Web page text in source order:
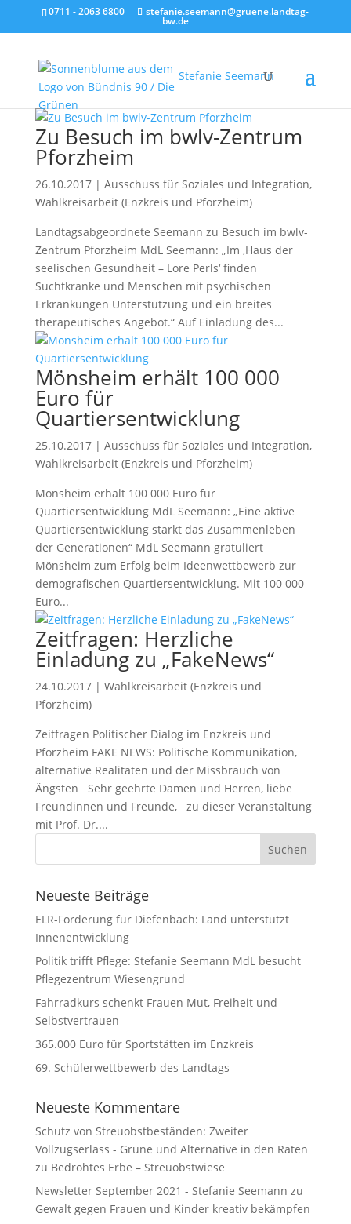
0711 - 2063 6800 stefanie.seemann@gruene.landtag-
bw.de
Stefanie Seemann
Zu Besuch im bwlv-Zentrum
Pforzheim
26.10.2017| Ausschuss für Soziales und Integration,
Wahlkreisarbeit (Enzkreis und Pforzheim)
Landtagsabgeordnete Seemann zu Besuch im bwlv-
Zentrum Pforzheim MdL Seemann: „Im ‚Haus der
seelischen Gesundheit – Lore Perls‘ finden
Suchtkranke und Menschen mit psychischen
Erkrankungen Unterstützung und ein breites
therapeutisches Angebot.“ Auf Einladung des...
Mönsheim erhält 100 000
Euro für
Quartiersentwicklung
25.10.2017| Ausschuss für Soziales und Integration,
Wahlkreisarbeit (Enzkreis und Pforzheim)
Mönsheim erhält 100 000 Euro für
Quartiersentwicklung MdL Seemann: „Eine aktive
Quartiersentwicklung stärkt das Zusammenleben
der Generationen“ MdL Seemann gratuliert
Mönsheim zum Erfolg beim Ideenwettbewerb zur
demografischen Quartiersentwicklung. Mit 100 000
Euro...
Zeitfragen: Herzliche
Einladung zu „FakeNews“
24.10.2017| Wahlkreisarbeit (Enzkreis und
Pforzheim)
Zeitfragen Politischer Dialog im Enzkreis und
Pforzheim FAKE NEWS: Politische Kommunikation,
alternative Realitäten und der Missbrauch von
Ängsten Sehr geehrte Damen und Herren, liebe
Freundinnen und Freunde, zu dieser Veranstaltung
mit Prof. Dr....
Neueste Beiträge
ELR-Förderung für Diefenbach: Land unterstützt
Innenentwicklung
Politik trifft Pflege: Stefanie Seemann MdL besucht
Pflegezentrum Wiesengrund
Fahrradkurs schenkt Frauen Mut, Freiheit und
Selbstvertrauen
365.000 Euro für Sportstätten im Enzkreis
69. Schülerwettbewerb des Landtags
Neueste Kommentare
Schutz von Streuobstbeständen: Zweiter
Vollzugserlass - Grüne und Alternative in den Räten
zu Bedrohtes Erbe – Streuobstwiese
Newsletter September 2021 - Stefanie Seemann zu
Gewalt gegen Frauen und Kinder kreativ bekämpfen